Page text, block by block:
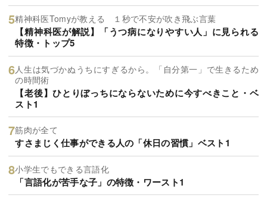
精神科医Tomyが教える １秒で不安が吹き飛ぶ言葉
【精神科医が解説】「うつ病になりやすい人」に見られる
特徴・トップ5
人生は気づかぬうちにすぎるから。「自分第一」で生きるため
の時間術
【老後】ひとりぼっちにならないために今すべきこと・ベ
スト1
筋肉が全て
すさまじく仕事ができる人の「休日の習慣」ベスト1
小学生でもできる言語化
「言語化が苦手な子」の特徴・ワースト1